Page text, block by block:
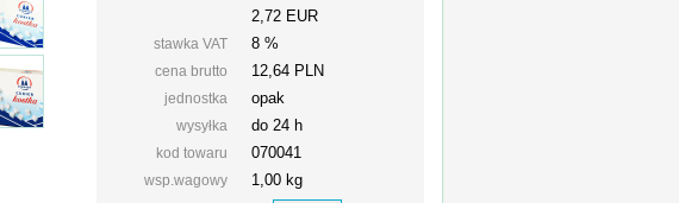
2,72 EUR
stawka VAT 8 %
cena brutto 12,64 PLN
jednostka opak
wysyłka do 24 h
kod towaru 070041
wsp.wagowy 1,00 kg